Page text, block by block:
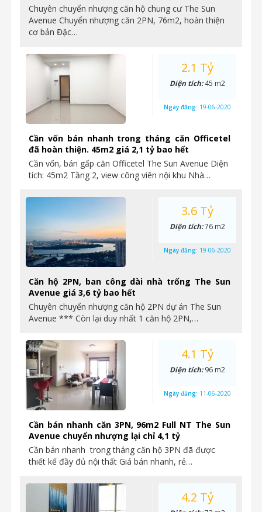
Chuyên chuyển nhượng căn hộ chung cư The Sun
Avenue Chuyển nhượng căn 2PN, 76m2, hoàn thiện
cơ bản Đặc…
Cần vốn bán nhanh trong tháng căn Officetel
đã hoàn thiện. 45m2 giá 2,1 tỷ bao hết
Cần vốn, bán gấp căn Officetel The Sun Avenue Diện
tích: 45m2 Tầng 2, view công viên nội khu Nhà…
2.1 Tỷ
Diện tích:45 m2
Ngày đăng: 19-06-2020
Căn hộ 2PN, ban công dài nhà trống The Sun
Avenue giá 3,6 tỷ bao hết
Chuyên chuyển nhượng căn hộ 2PN dự án The Sun
Avenue *** Còn lại duy nhất 1 căn hộ 2PN,…
3.6 Tỷ
Diện tích:76 m2
Ngày đăng: 19-06-2020
Cần bán nhanh căn 3PN, 96m2 Full NT The Sun
Avenue chuyển nhượng lại chỉ 4,1 tỷ
Cần bán nhanh trong tháng căn hộ 3PN đã được
thiết kế đầy đủ nội thất Giá bán nhanh, rẻ…
4.1 Tỷ
Diện tích:96 m2
Ngày đăng: 11-06-2020
4.2 Tỷ